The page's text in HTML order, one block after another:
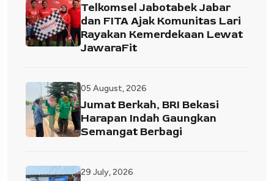
Telkomsel Jabotabek Jabar
dan FITA Ajak Komunitas Lari
Rayakan Kemerdekaan Lewat
JawaraFit
05 August, 2026
Jumat Berkah, BRI Bekasi
Harapan Indah Gaungkan
Semangat Berbagi
29 July, 2026